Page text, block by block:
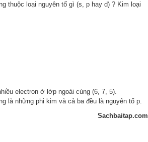
thuộc loại nguyên tố gì (s, p hay d) ? Kim loại
electron ở lớp ngoài cùng (6, 7, 5).
là những phi kim và cả ba đều là nguyên tố p.
Sachbaitap.com